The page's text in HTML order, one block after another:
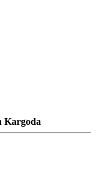
Kargoda